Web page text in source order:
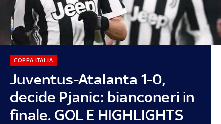
Juventus-Atalanta 1-0,
decide Pjanic: bianconeri in
finale. GOL E HIGHLIGHTS
COPPA ITALIA